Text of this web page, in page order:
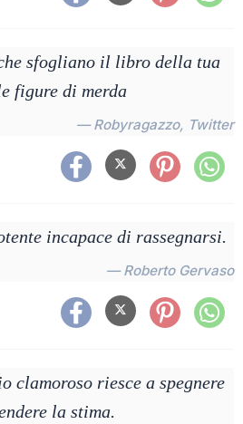
sfogliano il libro della tua
figure di merda
— Robyragazzo, Twitter
incapace di rassegnarsi.
— Roberto Gervaso
clamoroso riesce a spegnere
la stima.